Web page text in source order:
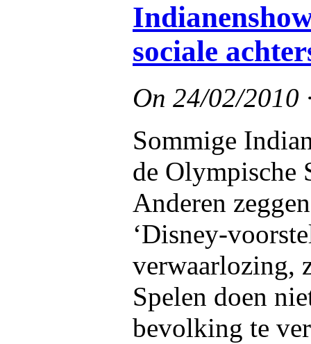
sociale
On 24/02/2010
Sommige
de Olympische
Anderen
‘Disney-
verwaarlozing,
Spelen doen
bevolking te